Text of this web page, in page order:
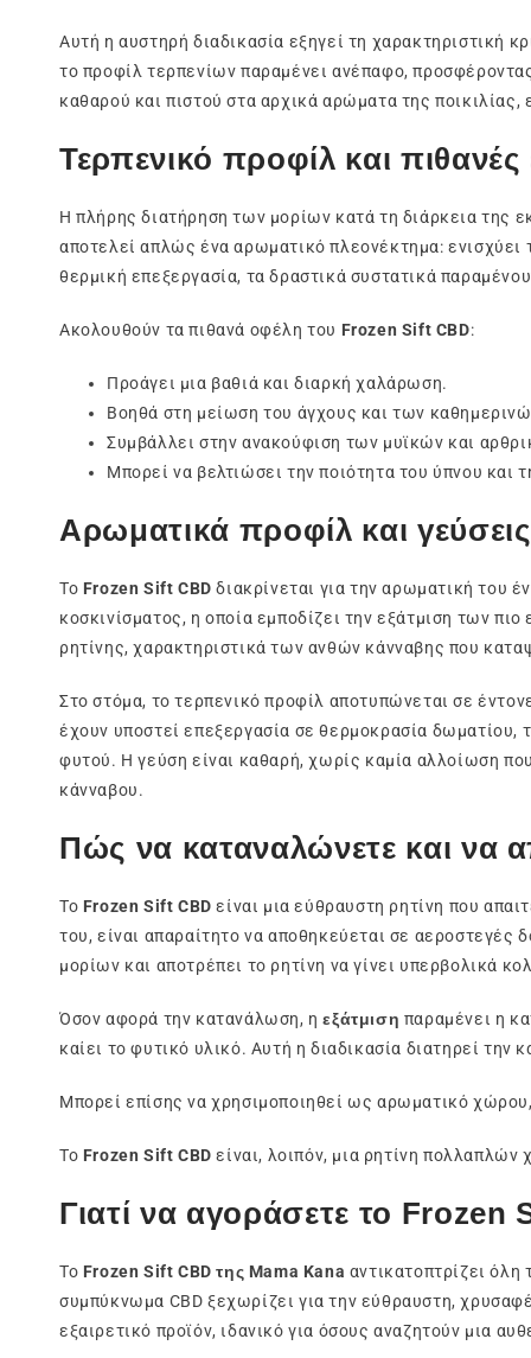
Αυτή η αυστηρή διαδικασία εξηγεί τη χαρακτηριστική
το προφίλ τερπενίων παραμένει ανέπαφο,
καθαρού και πιστού στα αρχικά αρώματα της
Τερπενικό προφίλ και
Η πλήρης διατήρηση των μορίων κατά τη διάρκεια της
αποτελεί απλώς ένα αρωματικό πλεονέκτημα: ενισχύει
θερμική επεξεργασία, τα δραστικά συστατικά
Ακολουθούν τα πιθανά οφέλη του Frozen Sift CBD:
Προάγει μια βαθιά και διαρκή χαλάρωση.
Βοηθά στη μείωση του άγχους και των
Συμβάλλει στην ανακούφιση των μυϊκών και
Μπορεί να βελτιώσει την ποιότητα του ύπνου και
Αρωματικά προφίλ και
Το Frozen Sift CBD διακρίνεται για την αρωματική του
κοσκινίσματος, η οποία εμποδίζει την εξάτμιση των
ρητίνης, χαρακτηριστικά των ανθών κάνναβης που
Στο στόμα, το τερπενικό προφίλ αποτυπώνεται σε
έχουν υποστεί επεξεργασία σε θερμοκρασία δωματίου,
φυτού. Η γεύση είναι καθαρή, χωρίς καμία αλλοίωση
κάνναβου.
Πώς να καταναλώνετε και να
Το Frozen Sift CBD είναι μια εύθραυστη ρητίνη που
του, είναι απαραίτητο να αποθηκεύεται σε
μορίων και αποτρέπει το ρητίνη να γίνει υπερβολικά
Όσον αφορά την κατανάλωση, ηεξάτμιση παραμένει η
καίει το φυτικό υλικό. Αυτή η διαδικασία διατηρεί
Μπορεί επίσης να χρησιμοποιηθεί ως αρωματικό
Το Frozen Sift CBD είναι, λοιπόν, μια ρητίνη πολλαπλών
Γιατί να αγοράσετε το
Το Frozen Sift CBD της Mama Kana αντικατοπτρίζει
συμπύκνωμα CBD ξεχωρίζει για την εύθραυστη,
εξαιρετικό προϊόν, ιδανικό για όσους αναζητούν μια